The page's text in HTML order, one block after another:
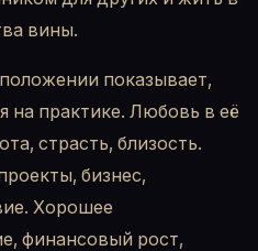
вины.
показывает,
на практике. Любовь в её
страсть, близость.
бизнес,
Хорошее
финансовый рост,